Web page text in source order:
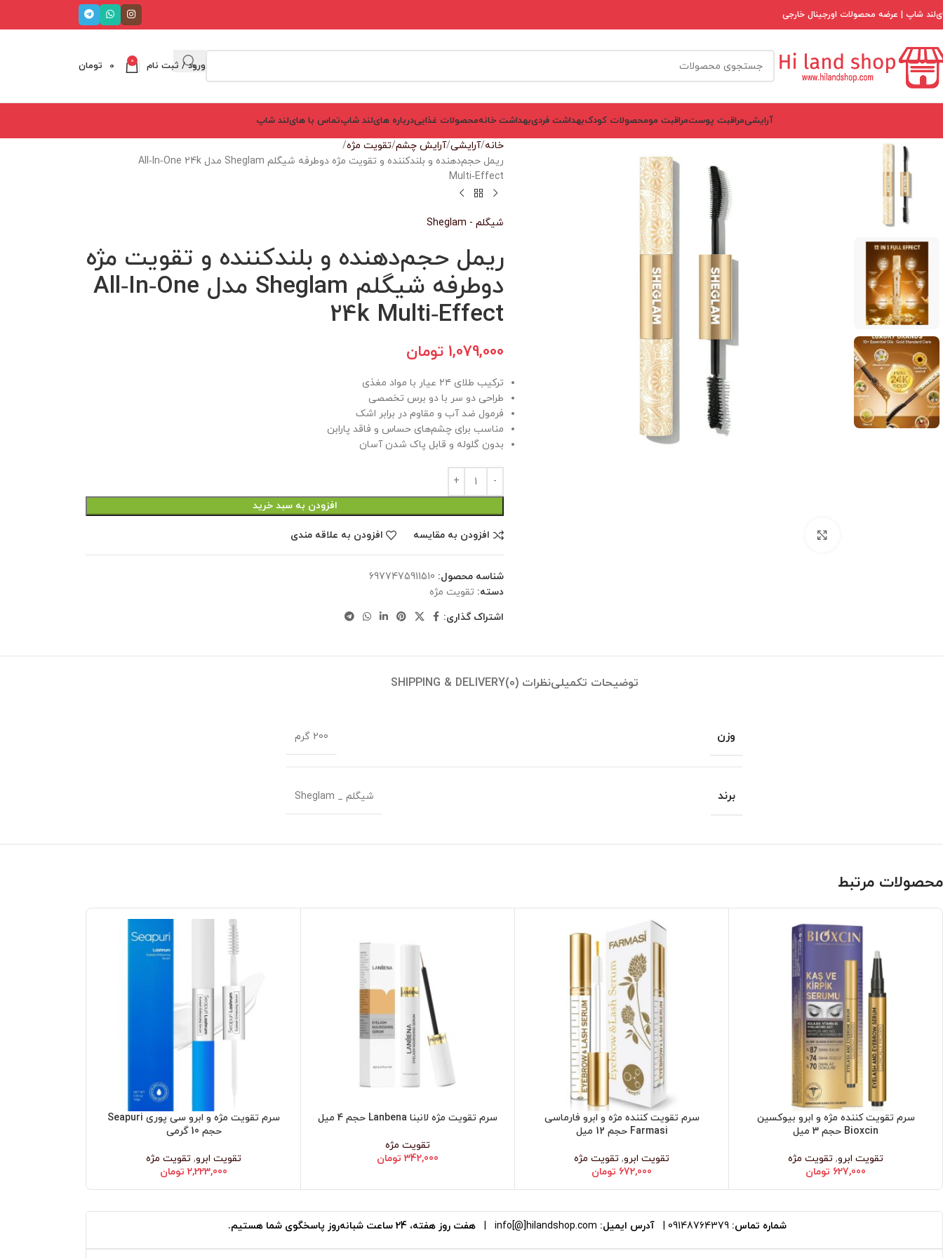
شاپ | عرضه محصولات اورجینال خارجی
ورود / ثبت نام 0
0 تومان
آرایشیمراقبت پوستمراقبت مومحصولات کودکبهداشت فردیبهداشت خانهمحصولات غذاییدرباره های‌لند شاپتماس با های‌لند شاپ
خانه آرایشی آرایش چشم تقویت مژه
ریمل حجم‌دهنده و بلندکننده و تقویت مژه دوطرفه شیگلم Sheglam مدل All‑In‑One 24k
Multi‑Effect
شیگلم - Sheglam
ریمل حجم‌دهنده و بلندکننده و تقویت مژه
دوطرفه شیگلم Sheglam مدل All‑In‑One
24k Multi‑Effect
1,079,000 تومان
ترکیب طلای ۲۴ عیار با مواد مغذی
طراحی دو سر با دو برس تخصصی
فرمول ضد آب و مقاوم در برابر اشک
مناسب برای چشم‌های حساس و فاقد پارابن
بدون گلوله و قابل پاک شدن آسان
افزودن به سبد خرید
افزودن به مقایسه افزودن به علاقه مندی
شناسه محصول: 6977475911510
دسته: تقویت مژه
اشتراک گذاری:
توضیحات تکمیلینظرات (0) SHIPPING & DELIVERY
وزن 200 گرم
برند شیگلم _ Sheglam
محصولات مرتبط
افزودن به سبد خرید
سرم تقویت کننده مژه و ابرو بیوکسین
Bioxcin حجم 3 میل
تقویت ابرو, تقویت مژه
627,000 تومان
افزودن به سبد خرید
سرم تقویت کننده مژه و ابرو فارماسی
Farmasi حجم 12 میل
تقویت ابرو, تقویت مژه
672,000 تومان
افزودن به سبد خرید
سرم تقویت مژه لانبنا Lanbena حجم 4 میل
تقویت مژه
342,000 تومان
افزودن به سبد خرید
سرم تقویت مژه و ابرو سی پوری Seapuri
حجم 10 گرمی
تقویت ابرو, تقویت مژه
2,223,000 تومان
شماره تماس: 09148764379
| آدرس ایمیل: info[@]hilandshop.com
| هفت روز هفته، 24 ساعت شبانه‌روز پاسخگوی شما هستیم.